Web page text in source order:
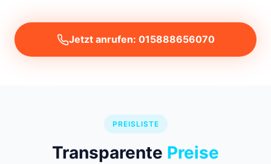
Jetzt anrufen: 015888656070
PREISLISTE
Transparente Preise